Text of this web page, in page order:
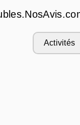
Activités